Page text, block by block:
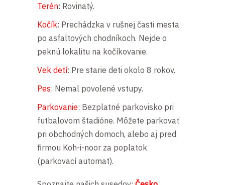
Terén: Rovinatý.
Kočík: Prechádzka v rušnej časti mesta
po asfaltových chodníkoch. Nejde o
peknú lokalitu na kočíkovanie.
Vek detí: Pre starie deti okolo 8 rokov.
Pes: Nemal povolené vstupy.
Parkovanie: Bezplatné parkovisko pri
futbalovom štadióne. Môžete parkovať
pri obchodných domoch, alebo aj pred
firmou Koh-i-noor za poplatok
(parkovací automat).